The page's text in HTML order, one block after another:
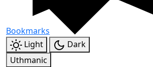
Bookmarks
Light
Dark
Uthmanic